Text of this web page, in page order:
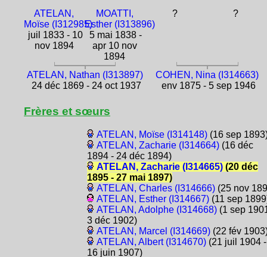
ATELAN,
Moïse (I312985)
juil 1833 - 10
nov 1894
MOATTI,
Esther (I313896)
5 mai 1838 -
apr 10 nov
1894
? ?
ATELAN, Nathan (I313897)
24 déc 1869 - 24 oct 1937
COHEN, Nina (I314663)
env 1875 - 5 sep 1946
Frères et sœurs
ATELAN, Moïse (I314148)(16 sep
ATELAN, Zacharie (I314664)(16 déc
1894 - 24 déc 1894)
ATELAN, Zacharie (I314665)(20 déc
1895 - 27 mai 1897)
ATELAN, Charles (I314666)(25 nov
ATELAN, Esther (I314667)(11 sep
ATELAN, Adolphe (I314668)(1 sep
3 déc 1902)
ATELAN, Marcel (I314669)(22 fév
ATELAN, Albert (I314670)(21 juil 1904 -
16 juin 1907)